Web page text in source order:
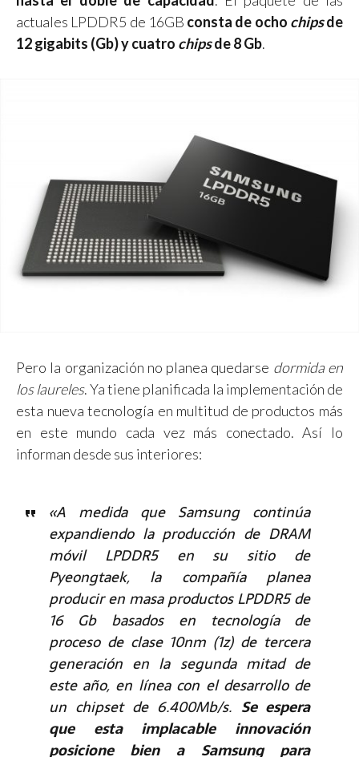
actuales LPDDR5 de 16GB consta de ocho chipsde
12 gigabits (Gb) y cuatro chipsde 8 Gb.
Pero la organización no planea quedarse dormida en
los laureles. Ya tiene planificada la implementación de
esta nueva tecnología en multitud de productos más
en este mundo cada vez más conectado. Así lo
informan desde sus interiores:
«A medida que Samsung continúa
expandiendo la producción de DRAM
móvil LPDDR5 en su sitio de
Pyeongtaek, la compañía planea
producir en masa productos LPDDR5 de
16 Gb basados ​​en tecnología de
proceso de clase 10nm (1z) de tercera
generación en la segunda mitad de
este año, en línea con el desarrollo de
un chipset de 6.400Mb/s. Se espera
que esta implacable innovación
posicione bien a Samsung para